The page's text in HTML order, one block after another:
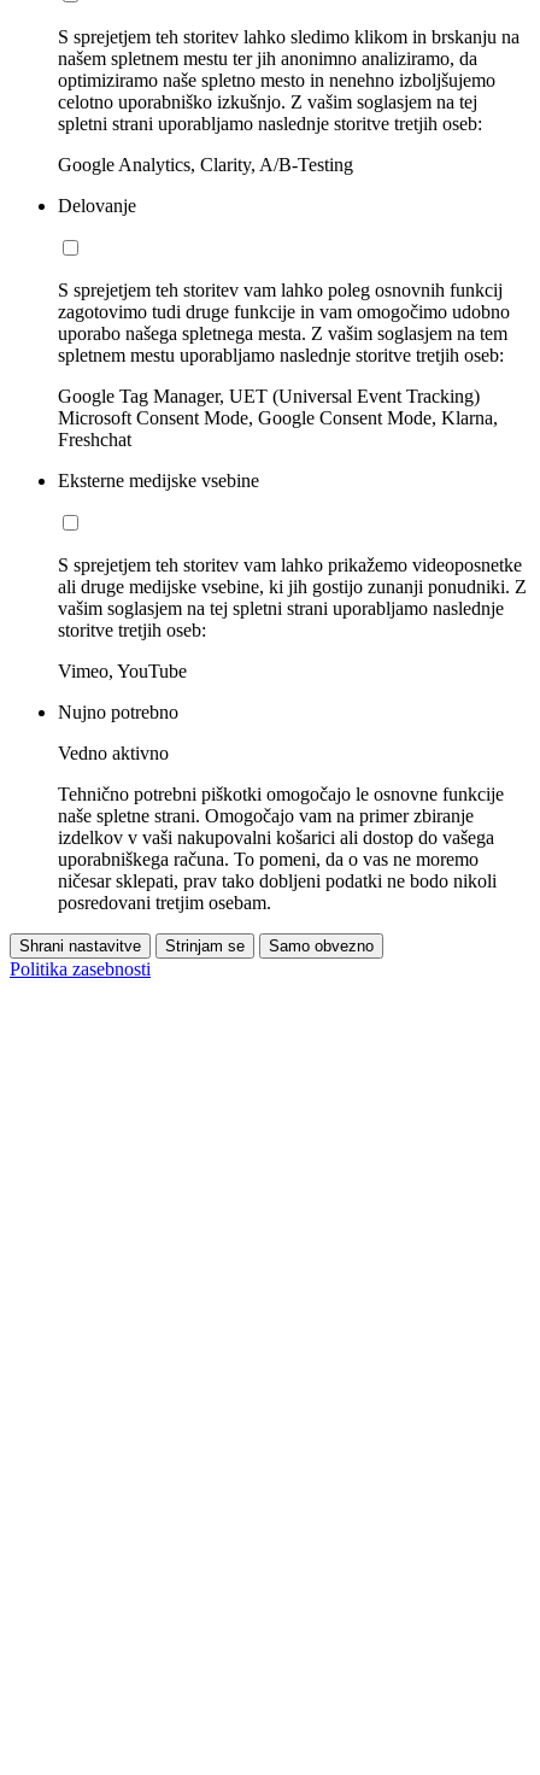
S sprejetjem teh storitev lahko sledimo klikom in brskanju na
našem spletnem mestu ter jih anonimno analiziramo, da
optimiziramo naše spletno mesto in nenehno izboljšujemo
celotno uporabniško izkušnjo. Z vašim soglasjem na tej
spletni strani uporabljamo naslednje storitve tretjih oseb:
Google Analytics, Clarity, A/B-Testing
Delovanje
S sprejetjem teh storitev vam lahko poleg osnovnih funkcij
zagotovimo tudi druge funkcije in vam omogočimo udobno
uporabo našega spletnega mesta. Z vašim soglasjem na tem
spletnem mestu uporabljamo naslednje storitve tretjih oseb:
Google Tag Manager, UET (Universal Event Tracking)
Microsoft Consent Mode, Google Consent Mode, Klarna,
Freshchat
Eksterne medijske vsebine
S sprejetjem teh storitev vam lahko prikažemo videoposnetke
ali druge medijske vsebine, ki jih gostijo zunanji ponudniki. Z
vašim soglasjem na tej spletni strani uporabljamo naslednje
storitve tretjih oseb:
Vimeo, YouTube
Nujno potrebno
Vedno aktivno
Tehnično potrebni piškotki omogočajo le osnovne funkcije
naše spletne strani. Omogočajo vam na primer zbiranje
izdelkov v vaši nakupovalni košarici ali dostop do vašega
uporabniškega računa. To pomeni, da o vas ne moremo
ničesar sklepati, prav tako dobljeni podatki ne bodo nikoli
posredovani tretjim osebam.
Shrani nastavitve Strinjam se Samo obvezno
Politika zasebnosti